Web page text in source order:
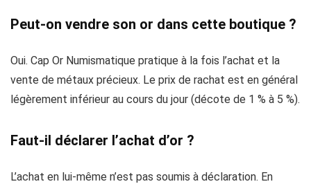
Peut-on vendre son or dans cette boutique ?
Oui. Cap Or Numismatique pratique à la fois l’achat et la
vente de métaux précieux. Le prix de rachat est en général
légèrement inférieur au cours du jour (décote de 1 % à 5 %).
Faut-il déclarer l’achat d’or ?
L’achat en lui-même n’est pas soumis à déclaration. En